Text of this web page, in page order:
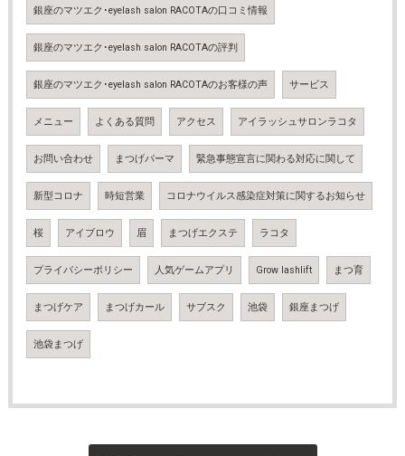
銀座のマツエク･eyelash salon RACOTAの口コミ情報
銀座のマツエク･eyelash salon RACOTAの評判
銀座のマツエク･eyelash salon RACOTAのお客様の声 サービス
メニュー よくある質問 アクセス アイラッシュサロンラコタ
お問い合わせ まつげパーマ 緊急事態宣言に関わる対応に関して
新型コロナ 時短営業 コロナウイルス感染症対策に関するお知らせ
桜 アイブロウ 眉 まつげエクステ ラコタ
プライバシーポリシー 人気ゲームアプリ Grow lashlift まつ育
まつげケア まつげカール サブスク 池袋 銀座まつげ
池袋まつげ